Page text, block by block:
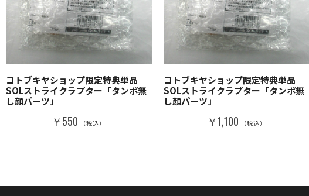
コトブキヤショップ限定特典単品
SOLストライクラプター「タンポ無
し顔パーツ」
￥550 （税込）
コトブキヤショップ限定特典単品
SOLストライクラプター「タンポ無
し顔パーツ」
￥1,100 （税込）